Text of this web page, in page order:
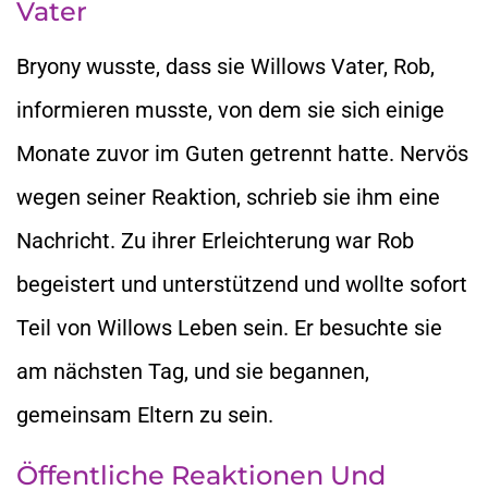
Vater
Bryony wusste, dass sie Willows Vater, Rob,
informieren musste, von dem sie sich einige
Monate zuvor im Guten getrennt hatte. Nervös
wegen seiner Reaktion, schrieb sie ihm eine
Nachricht. Zu ihrer Erleichterung war Rob
begeistert und unterstützend und wollte sofort
Teil von Willows Leben sein. Er besuchte sie
am nächsten Tag, und sie begannen,
gemeinsam Eltern zu sein.
Öffentliche Reaktionen Und